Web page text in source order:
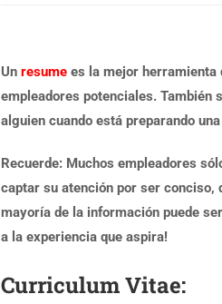
Un resume es la mejor herramienta
empleadores potenciales. También
alguien cuando está preparando
Recuerde: Muchos empleadores
captar su atención por ser conciso,
mayoría de la información puede
a la experiencia que aspira!
Curriculum Vitae: